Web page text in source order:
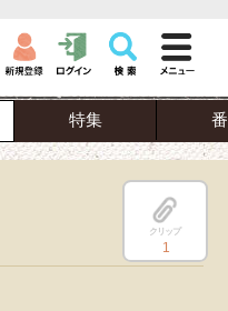
特集
クリップ
1